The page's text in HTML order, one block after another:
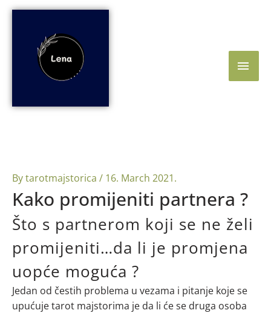
Skip
Bytarotmajstorica / 16. March 2021.
Kako promijeniti partnera ?
Što s partnerom koji se ne želi
promijeniti…da li je promjena
uopće moguća ?
Jedan od čestih problema u vezama i pitanje koje se
upućuje tarot majstorima je da li će se druga osoba